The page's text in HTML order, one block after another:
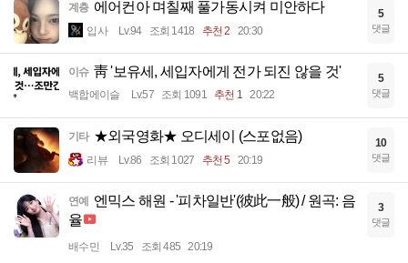
계층 에어컨아 며칠째 풀가동시켜 미안하다
입사 Lv.94 조회 1418 추천 2 20:30
5
댓글
이슈 靑 '보유세, 세입자에게 전가 되진 않을 것'
백합에이슬 Lv.57 조회 1091 추천 1 20:22
5
댓글
기타 ★외국영화★ 오디세이 (스포없음)
리뷰 Lv.86 조회 1027 추천 5 20:19
10
댓글
연예
엔믹스 해원 - '피차일반'(彼此一般) / 원곡: 음
율
배수민 Lv.35 조회 485 20:19
3
댓글